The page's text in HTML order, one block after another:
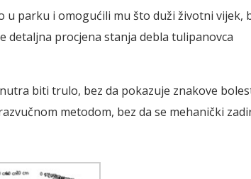
u parku i omogućili mu što duži životni vijek,
procjena stanja debla tulipanovca
biti trulo, bez da pokazuje znakove
metodom, bez da se mehanički